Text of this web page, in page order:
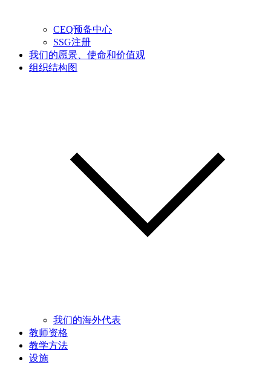
CEQ预备中心
SSG注册
我们的愿景、使命和价值观
组织结构图
我们的海外代表
教师资格
教学方法
设施